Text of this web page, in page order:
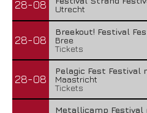
28-08
Utrecht
28-08
Breekout! Festival
Bree
Tickets
28-08
Pelagic Fest Festival
Maastricht
Tickets
Metallicamp Festival